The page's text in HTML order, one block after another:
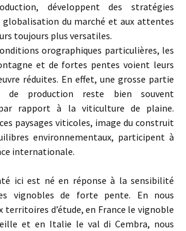
développent des stratégies
globalisation du marché et aux attentes
toujours plus versatiles.
orographiques particulières, les
et de fortes pentes voient leurs
réduites. En effet, une grosse partie
de production reste bien souvent
rapport à la viticulture de plaine.
paysages viticoles, image du construit
environnementaux, participent à
internationale.
ici est né en réponse à la sensibilité
vignobles de forte pente. En nous
territoires d’étude, en France le vignoble
et en Italie le val di Cembra, nous